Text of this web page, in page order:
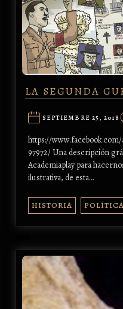
LA SEGUNDA
SEPTIEMBRE 25, 2018
https://www.facebook.com/
97972/ Una descripción
Academiaplay para
ilustrativa, de esta…
HISTORIA POLÍTICA